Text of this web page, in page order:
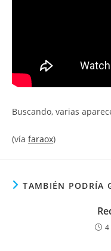
Buscando, varias
(vía faraox)
TAMBIÉN PODRÍA
4